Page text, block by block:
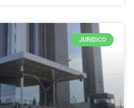
JURIDICO